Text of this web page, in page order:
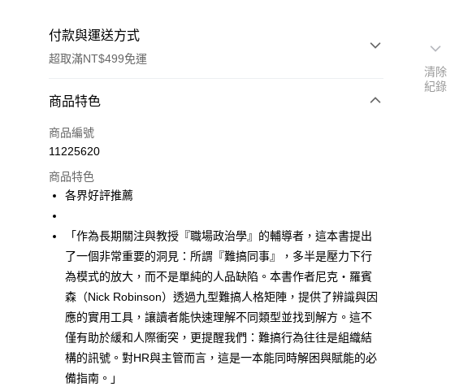
付款與運送方式
超取滿NT$499免運
付款方式
信用卡一次付款
運送方式
付款後全家取貨
每筆NT$60，滿NT$499(含以上)免運費
付款後7-11取貨
宅配
每筆NT$100，滿NT$499(含以上)免運費
商品特色
商品編號
11225620
商品特色
各界好評推薦
「作為長期關注與教授『職場政治學』的輔導者，這本書提出
了一個非常重要的洞見：所謂『難搞同事』，多半是壓力下行
為模式的放大，而不是單純的人品缺陷。本書作者尼克‧羅賓
森（Nick Robinson）透過九型難搞人格矩陣，提供了辨識與因
應的實用工具，讓讀者能快速理解不同類型並找到解方。這不
僅有助於緩和人際衝突，更提醒我們：難搞行為往往是組織結
構的訊號。對HR與主管而言，這是一本能同時解困與賦能的必
備指南。」
清除
紀錄